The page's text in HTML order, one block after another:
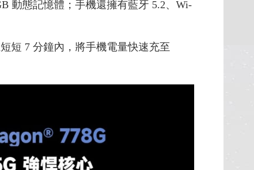
動態記憶體；手機還擁有藍牙 5.2、Wi-
短 7 分鐘內，將手機電量快速充至